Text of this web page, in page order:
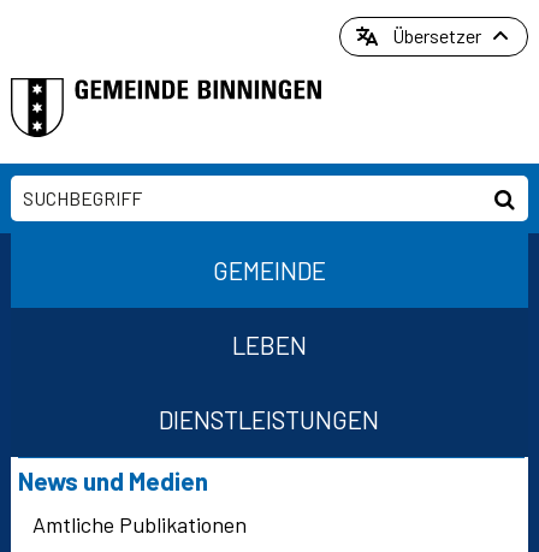
Übersetzer
GEMEINDE
LEBEN
DIENSTLEISTUNGEN
Suchformular
Suchbegriff
Subnavigation
News und Medien
Amtliche Publikationen